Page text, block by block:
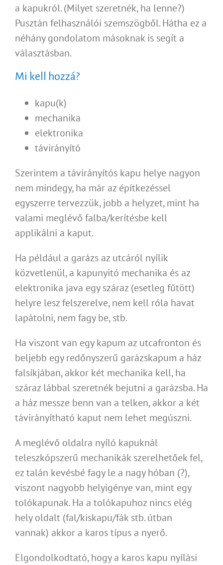
a kapukról. (Milyet szeretnék, ha lenne?)
Pusztán felhasználói szemszögből. Hátha ez a
néhány gondolatom másoknak is segít a
választásban.
Mi kell hozzá?
kapu(k)
mechanika
elektronika
távirányító
Szerintem a távirányítós kapu helye nagyon
nem mindegy, ha már az építkezéssel
egyszerre tervezzük, jobb a helyzet, mint ha
valami meglévő falba/kerítésbe kell
applikálni a kaput.
Ha például a garázs az utcáról nyílik
közvetlenül, a kapunyitó mechanika és az
elektronika java egy száraz (esetleg fűtött)
helyre lesz felszerelve, nem kell róla havat
lapátolni, nem fagy be, stb.
Ha viszont van egy kapum az utcafronton és
beljebb egy redőnyszerű garázskapum a ház
falsíkjában, akkor két mechanika kell, ha
száraz lábbal szeretnék bejutni a garázsba. Ha
a ház messze benn van a telken, akkor a két
távirányítható kaput nem lehet megúszni.
A meglévő oldalra nyíló kapuknál
teleszkópszerű mechanikák szerelhetőek fel,
ez talán kevésbé fagy le a nagy hóban (?),
viszont nagyobb helyigénye van, mint egy
tolókapunak. Ha a tolókapuhoz nincs elég
hely oldalt (fal/kiskapu/fák stb. útban
vannak) akkor a karos típus a nyerő.
Elgondolkodtató, hogy a karos kapu nyílási